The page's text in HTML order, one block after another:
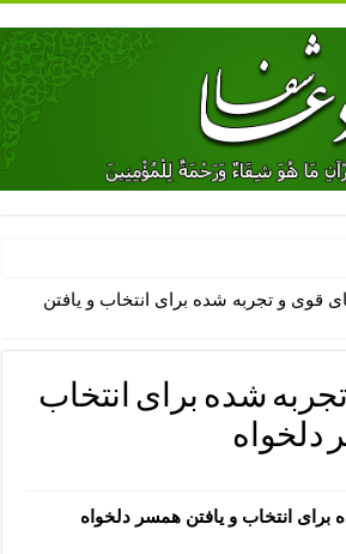
– دعای جلب محبت شوهر
فقر – ذکرهای روزی‌ بخش
الجمیل – دعای یا من اظهر الجمیل برای
فضیلت آن ها – ذکر مخصوص مستجاب الدعوه
خواب – دعای ترس و بی خوابی کودکان
قوی و تجربه شده برای انتخاب و یافتن
شده برای انتخاب
دلخواه
انتخاب و یافتن همسر دلخواه